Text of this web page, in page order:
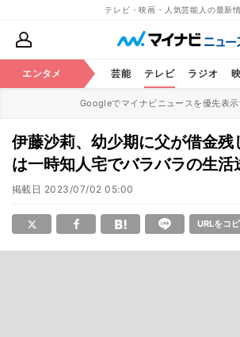
テレビ・映画・人気芸能人の最新
エンタメ 芸能 テレビ ラジオ
Googleでマイナビニュースを優先表
伊藤沙莉、幼少期に父が借金
は一時知人宅でバラバラの生活
掲載日 2023/07/02 05:00
URLをコ